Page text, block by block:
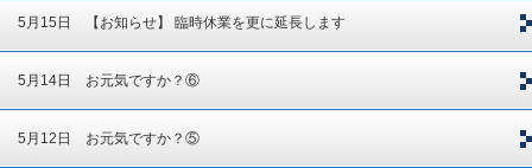
5月15日 【お知らせ】 臨時休業を更に延長します
5月14日 お元気ですか？⑥
5月12日 お元気ですか？⑤